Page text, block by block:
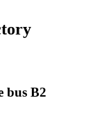
bus B2